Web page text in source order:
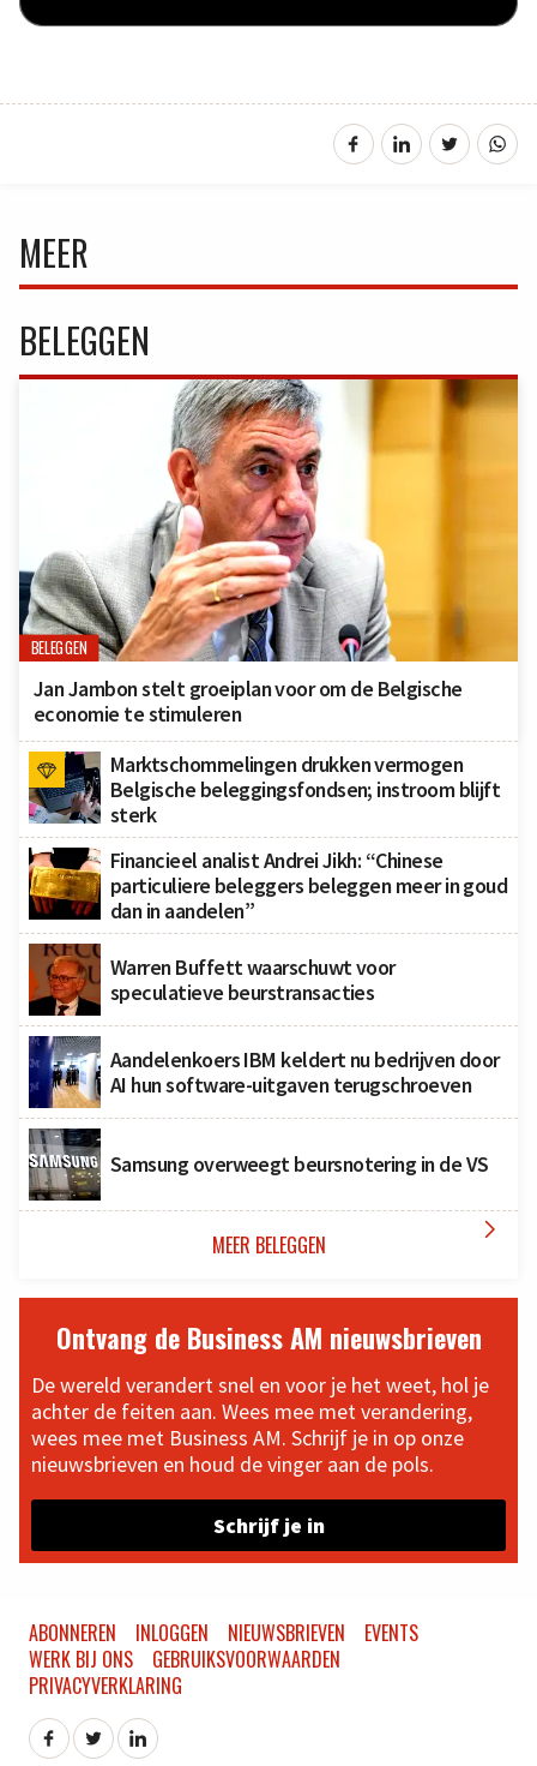
MEER
BELEGGEN
BELEGGEN
Jan Jambon stelt groeiplan voor om de Belgische
economie te stimuleren
Marktschommelingen drukken vermogen
Belgische beleggingsfondsen; instroom blijft
sterk
Financieel analist Andrei Jikh: “Chinese
particuliere beleggers beleggen meer in goud
dan in aandelen”
Warren Buffett waarschuwt voor
speculatieve beurstransacties
Aandelenkoers IBM keldert nu bedrijven door
AI hun software-uitgaven terugschroeven
Samsung overweegt beursnotering in de VS
MEER BELEGGEN 
Ontvang de Business AM nieuwsbrieven
De wereld verandert snel en voor je het weet, hol je
achter de feiten aan. Wees mee met verandering,
wees mee met Business AM. Schrijf je in op onze
nieuwsbrieven en houd de vinger aan de pols.
Schrijf je in
ABONNEREN INLOGGEN NIEUWSBRIEVEN
EVENTS
WERK BIJ ONS
GEBRUIKSVOORWAARDEN
PRIVACYVERKLARING